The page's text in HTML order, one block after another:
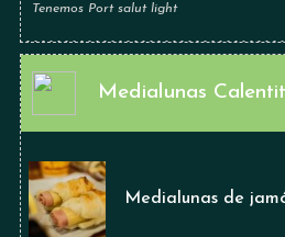
Tenemos Port salut light
Medialunas
Medialunas de